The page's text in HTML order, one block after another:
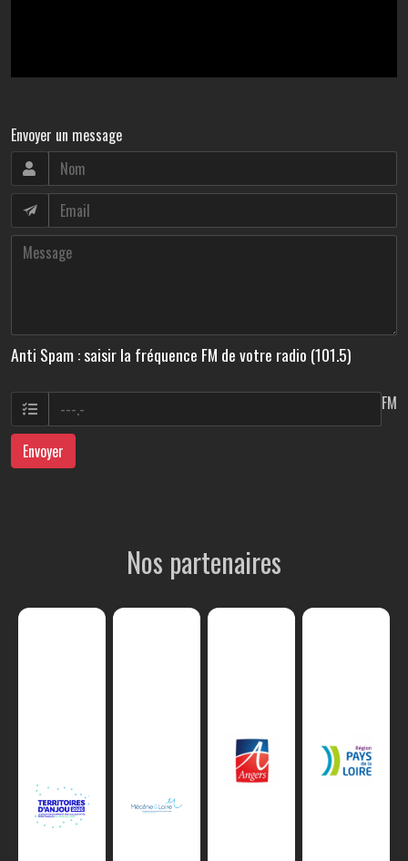
Envoyer un message
Anti Spam : saisir la fréquence FM de votre radio (101.5)
FM
Envoyer
Nos partenaires